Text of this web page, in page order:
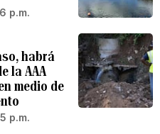
p.m.
habrá
la AAA
medio de
p.m.